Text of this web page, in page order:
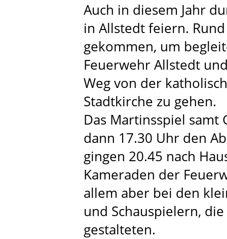
Auch in diesem Jahr
in Allstedt feiern.
gekommen, um
Feuerwehr Allstedt
Weg von der
Stadtkirche zu gehen.
Das Martinsspiel
dann 17.30 Uhr den
gingen 20.45 nach
Kameraden der
allem aber bei den
und Schauspielern,
gestalteten.